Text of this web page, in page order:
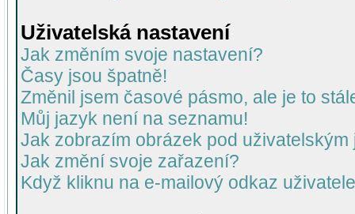
Uživatelská nastavení
Jak změním svoje nastavení?
Časy jsou špatně!
Změnil jsem časové pásmo, ale je to
Můj jazyk není na seznamu!
Jak zobrazím obrázek pod uživatelským
Jak změní svoje zařazení?
Když kliknu na e-mailový odkaz